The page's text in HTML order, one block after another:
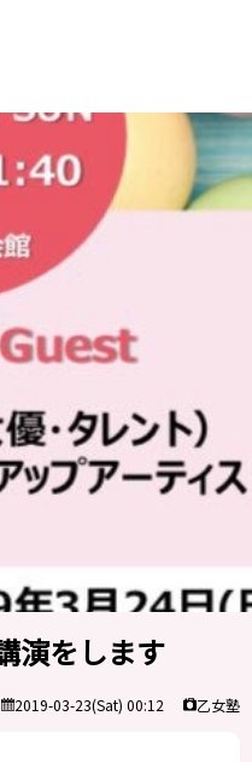
演をします
2019-03-23(Sat) 00:12 乙女塾